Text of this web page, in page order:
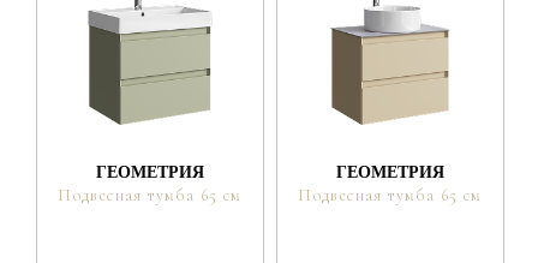
ГЕОМЕТРИЯ
Подвесная тумба 65 см
ГЕОМЕТРИЯ
Подвесная тумба 65 см